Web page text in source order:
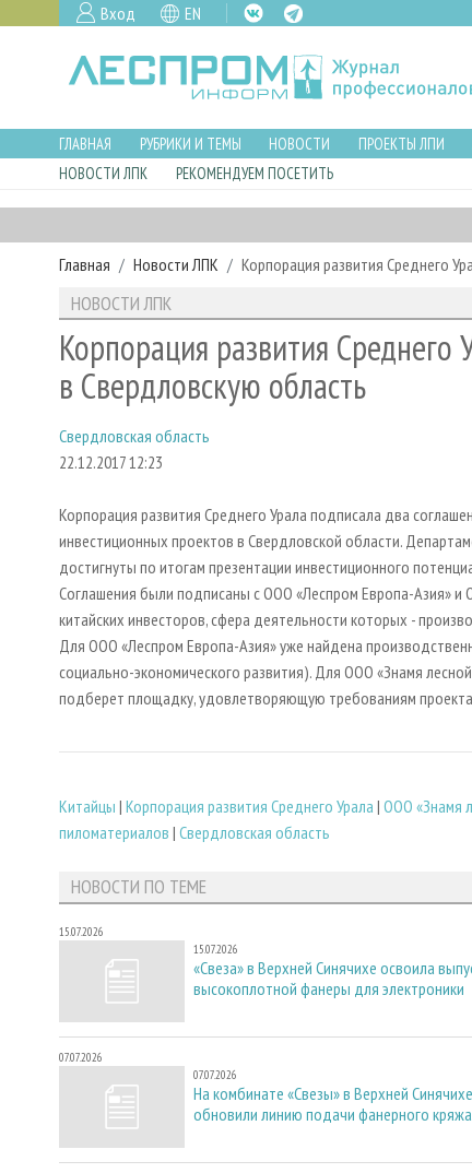
Вход EN
ГЛАВНАЯ РУБРИКИ И ТЕМЫ НОВОСТИ ПРОЕКТЫ ЛПИ
НОВОСТИ ЛПК
РЕКОМЕНДУЕМ ПОСЕТИТЬ
Главная Новости ЛПК Корпорация развития Среднего
НОВОСТИ ЛПК
Корпорация развития Среднего
в Свердловскую область
Свердловская область
22.12.2017 12:23
Корпорация развития Среднего Урала подписала два
инвестиционных проектов в Свердловской области.
достигнуты по итогам презентации инвестиционного
Соглашения были подписаны с ООО «Леспром Европа-Азия»
китайских инвесторов, сфера деятельности которых -
Для ООО «Леспром Европа-Азия» уже найдена
социально-экономического развития). Для ООО «Знамя
подберет площадку, удовлетворяющую требованиям
Китайцы | Корпорация развития Среднего Урала | ООО «Знамя
пиломатериалов | Свердловская область
НОВОСТИ ПО ТЕМЕ
15.07.2026
15.07.2026
«Свеза» в Верхней Синячихе освоила
высокоплотной фанеры для электроники
07.07.2026
07.07.2026
На комбинате «Свезы» в Верхней Синячихе
обновили линию подачи фанерного кряжа